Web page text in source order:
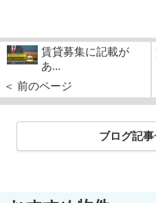
賃貸募集に記載が
あ...
＜ 前のページ
ブログ記